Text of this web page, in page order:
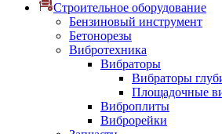
Строительное оборудование
Бензиновый инструмент
Бетонорезы
Вибротехника
Вибраторы
Вибраторы
Площадочные
Виброплиты
Виброрейки